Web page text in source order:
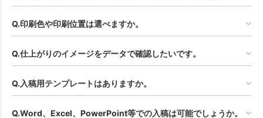
Q.印刷色や印刷位置は選べますか。
Q.仕上がりのイメージをデータで確認したいです。
Q.入稿用テンプレートはありますか。
Q.Word、Excel、PowerPoint等での入稿は可能でしょうか。